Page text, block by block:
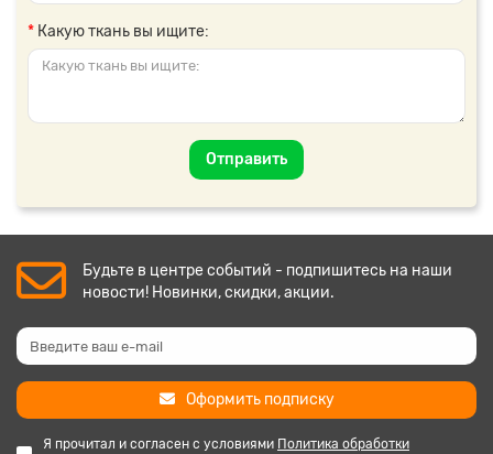
Какую ткань вы ищите:
Отправить
Будьте в центре событий - подпишитесь на наши
новости! Новинки, скидки, акции.
Оформить подписку
Я прочитал и согласен с условиями Политика обработки